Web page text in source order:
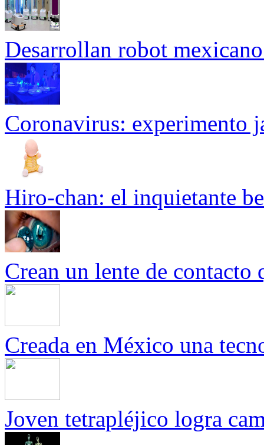
Desarrollan robot
Coronavirus: experimento
Hiro-chan: el inquietante
Crean un lente de contacto
Creada en México una
Joven tetrapléjico logra